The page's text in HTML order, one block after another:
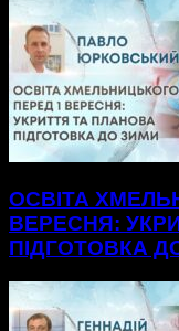
ОСВІТА
ВЕРЕСНЯ:
ПІДГОТОВКА